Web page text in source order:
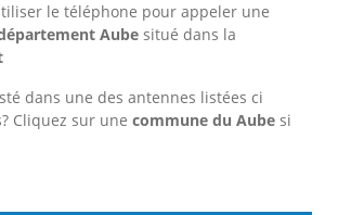
le téléphone pour appeler une
Aube situé dans la
dans une des antennes listées ci
Cliquez sur une commune du Aube si